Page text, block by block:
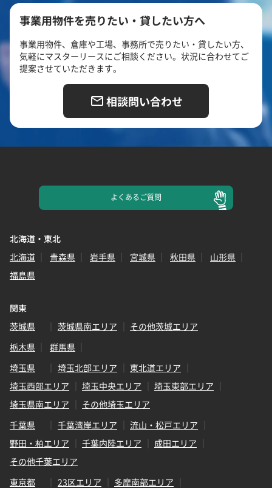
事業用物件を売りたい・貸したい方へ
事業用物件、倉庫や工場、事務所で売りたい・貸したい方、
気軽にマスターリースにご相談ください。状況に合わせてご
提案させていただきます。
相談問い合わせ
よくあるご質問
北海道・東北
北海道
青森県 岩手県 宮城県 秋田県
山形県
福島県
関東
茨城県
茨城県南エリア
その他茨城エリア
栃木県
群馬県
埼玉県
埼玉北部エリア
東北道エリア
埼玉西部エリア
埼玉中央エリア
埼玉東部エリア
埼玉県南エリア
その他埼玉エリア
千葉県
千葉湾岸エリア
流山・松戸エリア
野田・柏エリア
千葉内陸エリア
成田エリア
その他千葉エリア
東京都
23区エリア
多摩南部エリア